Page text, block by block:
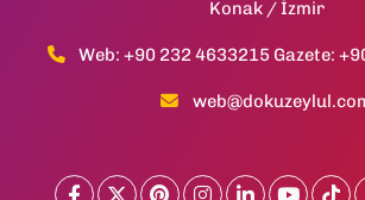
Konak / İzmir
Web: +90 232 4633215 Gazete: